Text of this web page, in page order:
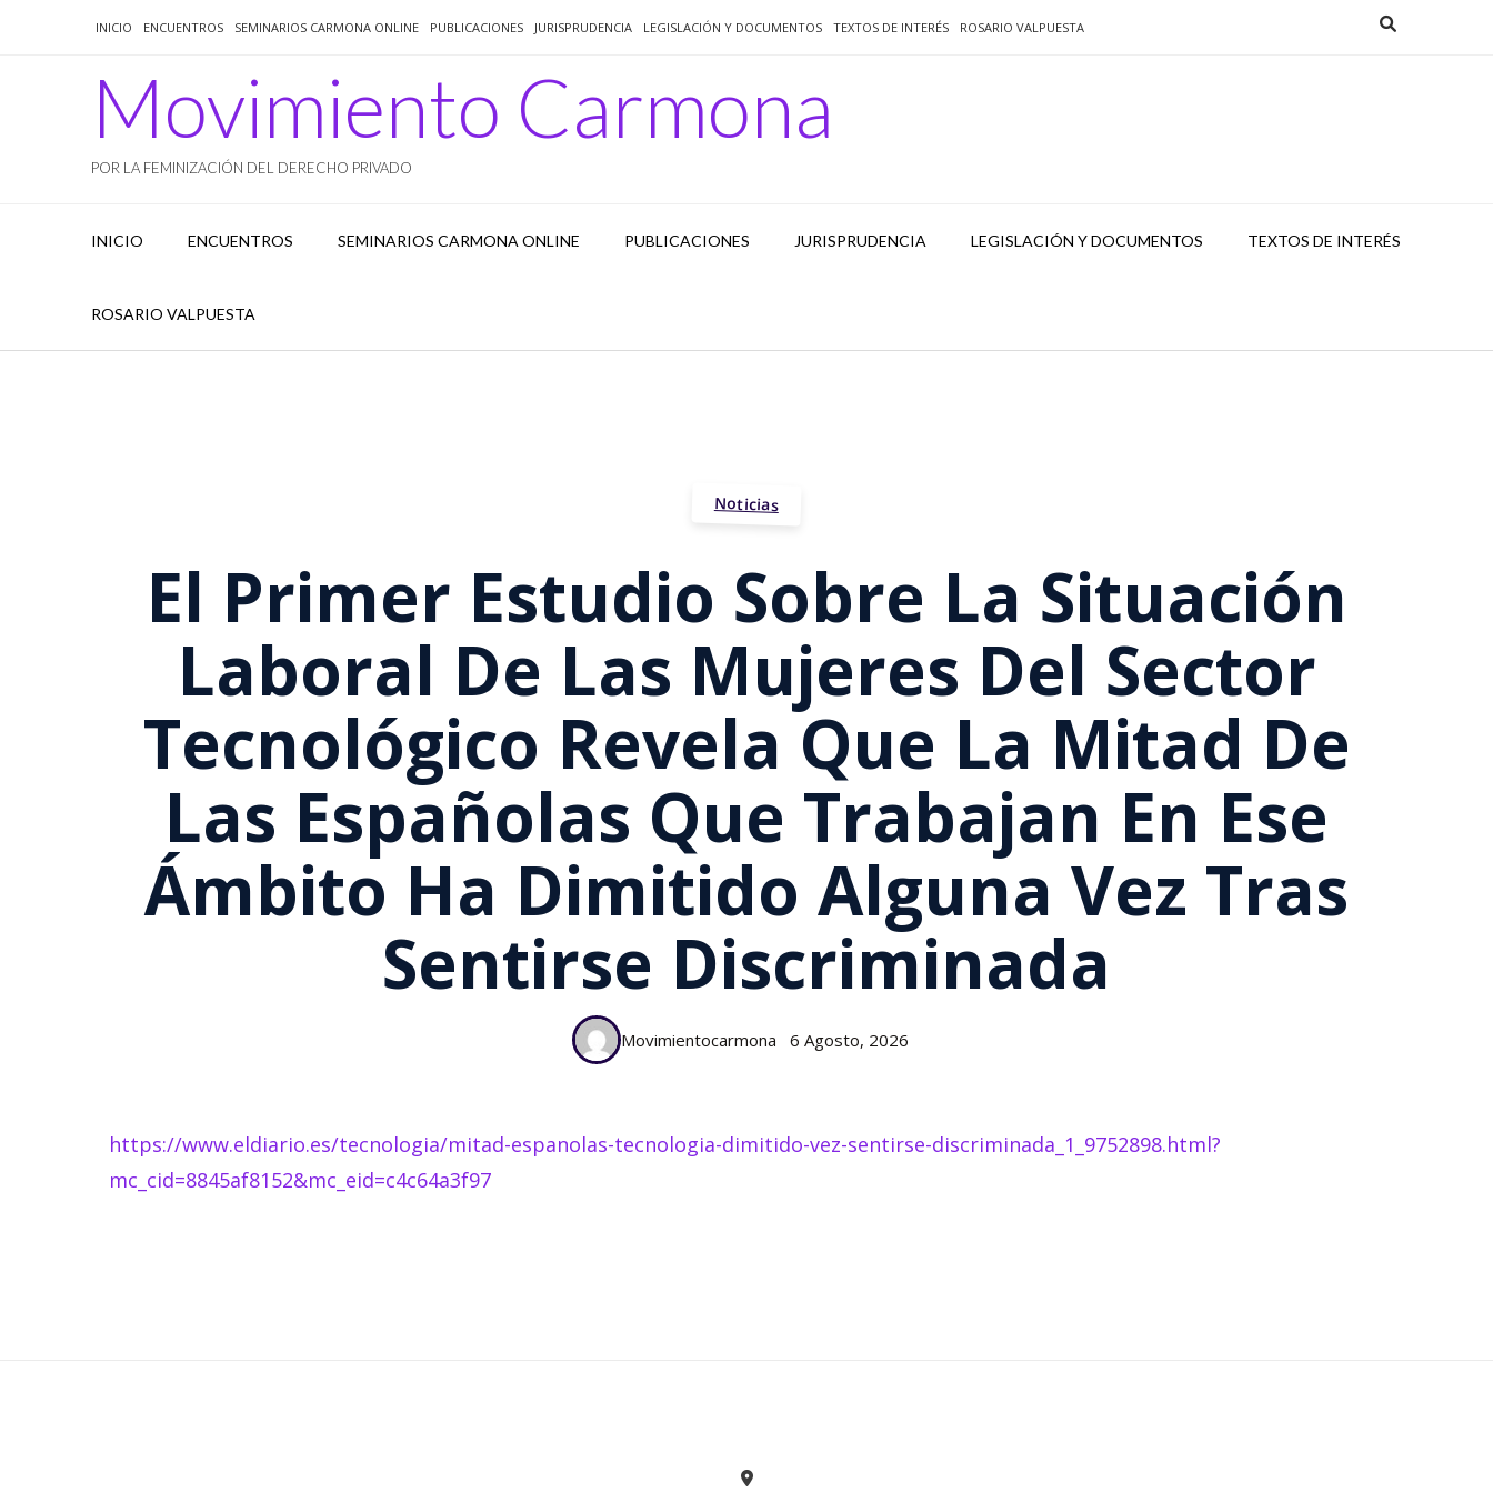
INICIO ENCUENTROS SEMINARIOS CARMONA ONLINE PUBLICACIONES JURISPRUDENCIA LEGISLACIÓN Y DOCUMENTOS TEXTOS DE INTERÉS ROSARIO VALPUESTA
Movimiento Carmona
POR LA FEMINIZACIÓN DEL DERECHO PRIVADO
INICIO ENCUENTROS SEMINARIOS CARMONA ONLINE PUBLICACIONES JURISPRUDENCIA LEGISLACIÓN Y DOCUMENTOS TEXTOS DE INTERÉS
ROSARIO VALPUESTA
Noticias
El Primer Estudio Sobre La Situación
Laboral De Las Mujeres Del Sector
Tecnológico Revela Que La Mitad De
Las Españolas Que Trabajan En Ese
Ámbito Ha Dimitido Alguna Vez Tras
Sentirse Discriminada
Movimientocarmona 6 Agosto, 2026
https://www.eldiario.es/tecnologia/mitad-espanolas-tecnologia-dimitido-vez-sentirse-discriminada_1_9752898.html?
mc_cid=8845af8152&mc_eid=c4c64a3f97